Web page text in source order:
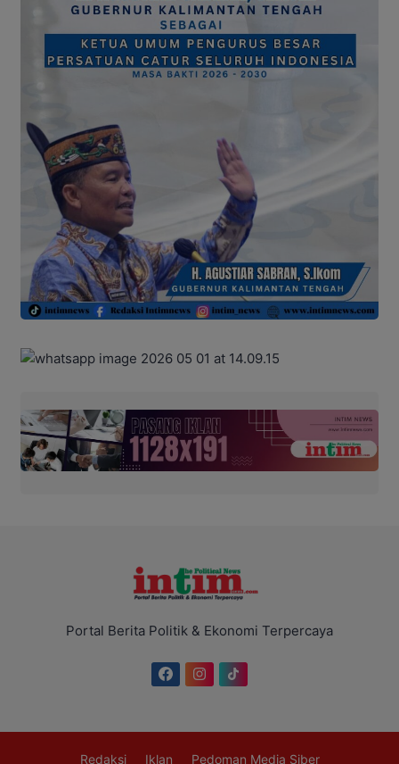
Portal Berita Politik & Ekonomi Terpercaya
Redaksi Iklan Pedoman Media Siber